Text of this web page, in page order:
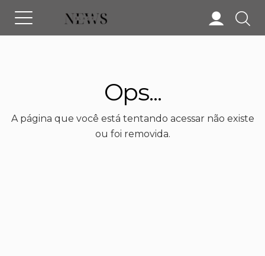
Ops...
A página que você está tentando acessar não existe
ou foi removida.